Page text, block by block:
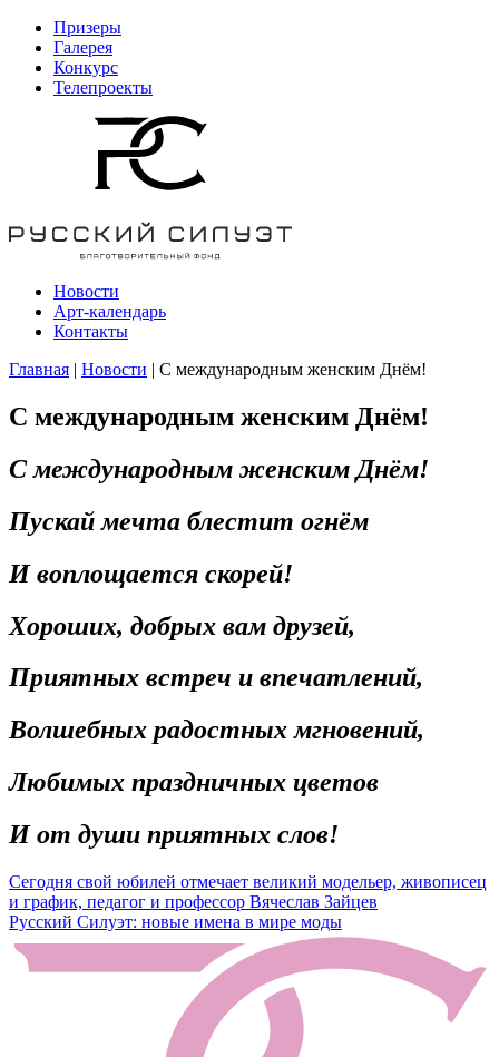
Призеры
Галерея
Конкурс
Телепроекты
Новости
Арт-календарь
Контакты
Главная | Новости | С международным женским Днём!
С международным женским Днём!
С международным женским Днём!
Пускай мечта блестит огнём
И воплощается скорей!
Хороших, добрых вам друзей,
Приятных встреч и впечатлений,
Волшебных радостных мгновений,
Любимых праздничных цветов
И от души приятных слов!
Навигация
по
записям
Сегодня свой юбилей отмечает великий модельер, живописец
и график, педагог и профессор Вячеслав Зайцев
Русский Силуэт: новые имена в мире моды